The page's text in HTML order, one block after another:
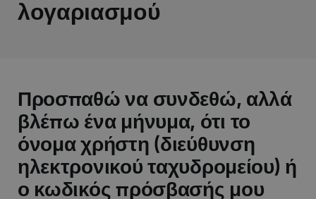
λογαριασμού
Προσπαθώ να συνδεθώ, αλλά
βλέπω ένα μήνυμα, ότι το
όνομα χρήστη (διεύθυνση
ηλεκτρονικού ταχυδρομείου) ή
ο κωδικός πρόσβασής μου